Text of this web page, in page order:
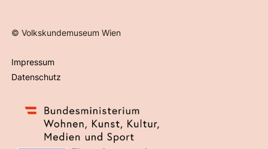
©Volkskundemuseum Wien
Impressum
Datenschutz